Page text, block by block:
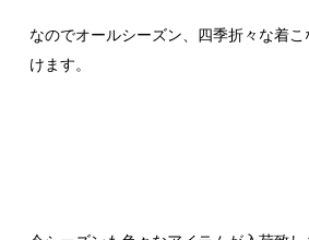
なのでオールシーズン、四季折々な着
けます。